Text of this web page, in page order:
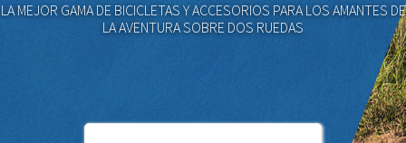
LA MEJOR GAMA DE BICICLETAS Y ACCESORIOS PARA LOS AMANTES DE
LA AVENTURA SOBRE DOS RUEDAS